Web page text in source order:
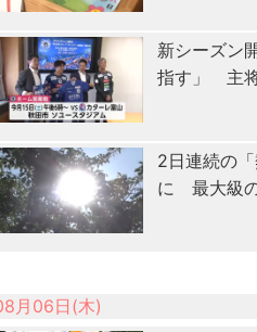
新シーズン
指す」 主
2日連続の
に 最大級
月06日(木)